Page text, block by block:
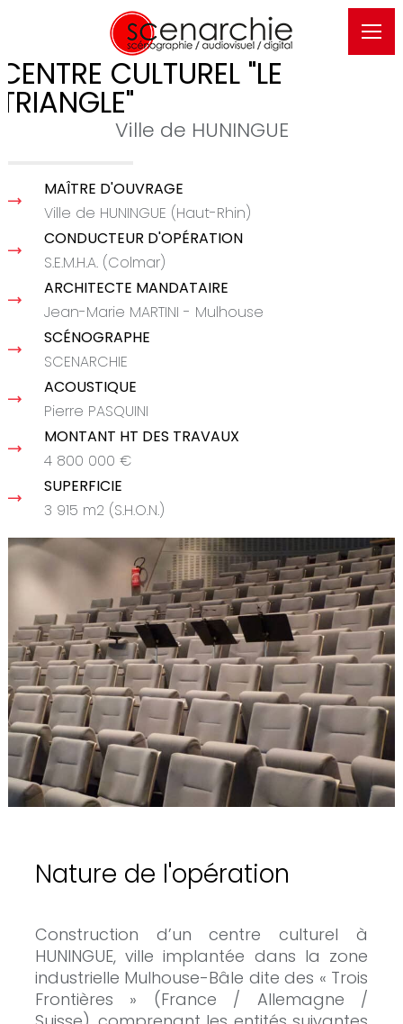
CENTRE CULTUREL "LE
TRIANGLE"
Ville de HUNINGUE
MAÎTRE D'OUVRAGE
Ville de HUNINGUE (Haut-Rhin)
CONDUCTEUR D'OPÉRATION
S.E.M.H.A. (Colmar)
ARCHITECTE MANDATAIRE
Jean-Marie MARTINI - Mulhouse
SCÉNOGRAPHE
SCENARCHIE
ACOUSTIQUE
Pierre PASQUINI
MONTANT HT DES TRAVAUX
4 800 000 €
SUPERFICIE
3 915 m2 (S.H.O.N.)
Nature de l'opération
Construction d’un centre culturel à
HUNINGUE, ville implantée dans la zone
industrielle Mulhouse-Bâle dite des « Trois
Frontières » (France / Allemagne /